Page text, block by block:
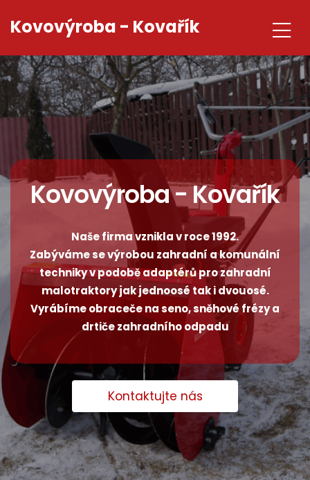
Kovovýroba - Kovařík
Kovovýroba - Kovařík
Naše firma vznikla v roce 1992.
Zabýváme se výrobou zahradní a komunální
techniky v podobě adaptérů pro zahradní
malotraktory jak jednoosé tak i dvouosé.
Vyrábíme obraceče na seno, sněhové frézy a
drtiče zahradního odpadu
Kontaktujte nás